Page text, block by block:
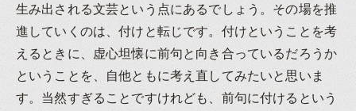
生み出される文芸という点にあるでしょう。その場を推
進していくのは、付けと転じです。付けということを考
えるときに、虚心坦懐に前句と向き合っているだろうか
ということを、自他ともに考え直してみたいと思いま
す。当然すぎることですけれども、前句に付けるという